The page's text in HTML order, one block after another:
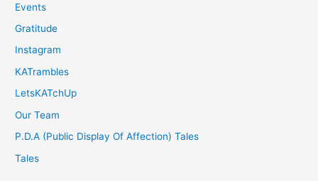
Events
Gratitude
Instagram
KATrambles
LetsKATchUp
Our Team
P.D.A (Public Display Of Affection) Tales
Tales